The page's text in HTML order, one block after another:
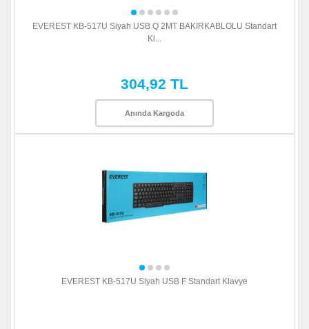
EVEREST KB-517U Siyah USB Q 2MT BAKIRKABLOLU Standart
Kl...
304,92 TL
Anında Kargoda
EVEREST KB-517U Siyah USB F Standart Klavye